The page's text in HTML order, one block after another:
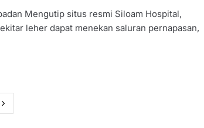
Mengutip situs resmi Siloam Hospital,
leher dapat menekan saluran pernapasan,